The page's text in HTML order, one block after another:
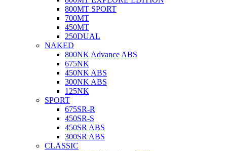
800MT SPORT
700MT
450MT
250DUAL
NAKED
800NK Advance ABS
675NK
450NK ABS
300NK ABS
125NK
SPORT
675SR-R
450SR-S
450SR ABS
300SR ABS
CLASSIC